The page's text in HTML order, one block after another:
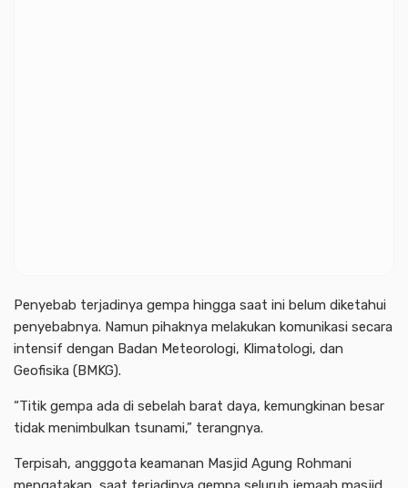
Penyebab terjadinya gempa hingga saat ini belum diketahui
penyebabnya. Namun pihaknya melakukan komunikasi secara
intensif dengan Badan Meteorologi, Klimatologi, dan
Geofisika (BMKG).
“Titik gempa ada di sebelah barat daya, kemungkinan besar
tidak menimbulkan tsunami,” terangnya.
Terpisah, angggota keamanan Masjid Agung Rohmani